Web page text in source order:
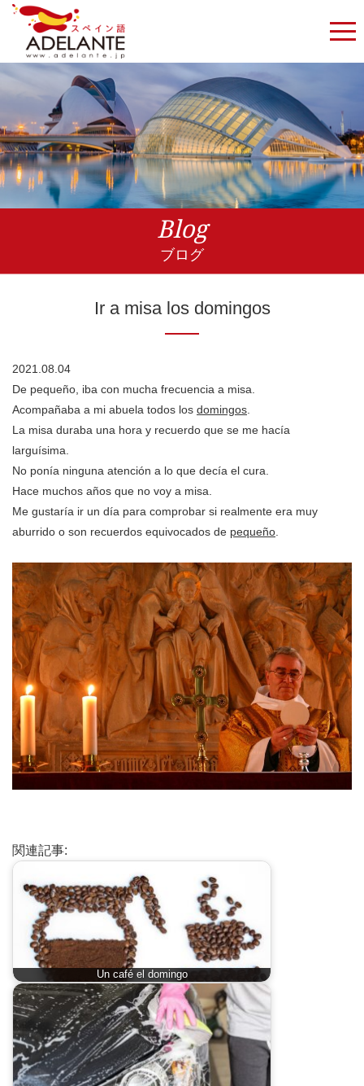
Blog
ブログ
Ir a misa los domingos
2021.08.04
De pequeño, iba con mucha frecuencia a misa.
Acompañaba a mi abuela todos los domingos
La misa duraba una hora y recuerdo que se me hacía
larguísima.
No ponía ninguna atención a lo que decía el cura.
Hace muchos años que no voy a misa.
Me gustaría ir un día para comprobar si realmente era muy
aburrido o son recuerdos equivocados de pequeño
関連記事:
Un café el domingo